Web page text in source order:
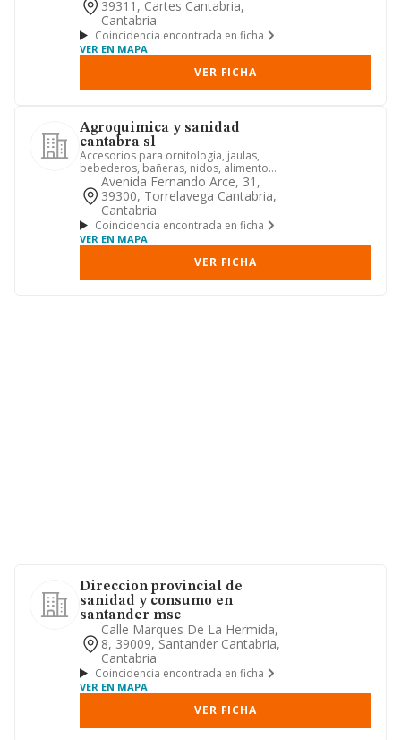
39311, Cartes Cantabria,
Cantabria
Coincidencia encontrada en ficha
VER EN MAPA
VER FICHA
Agroquimica y sanidad
cantabra sl
Accesorios para ornitología, jaulas,
bebederos, bañeras, nidos, alimento
para aves, alimentos para ...
Avenida Fernando Arce, 31,
39300, Torrelavega Cantabria,
Cantabria
Coincidencia encontrada en ficha
VER EN MAPA
VER FICHA
Direccion provincial de
sanidad y consumo en
santander msc
Calle Marques De La Hermida,
8, 39009, Santander Cantabria,
Cantabria
Coincidencia encontrada en ficha
VER EN MAPA
VER FICHA